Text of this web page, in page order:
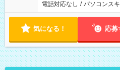
電話対応なし / パソコンス
気になる！ 応募